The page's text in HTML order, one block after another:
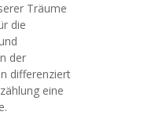
Träume
die
der
differenziert
eine